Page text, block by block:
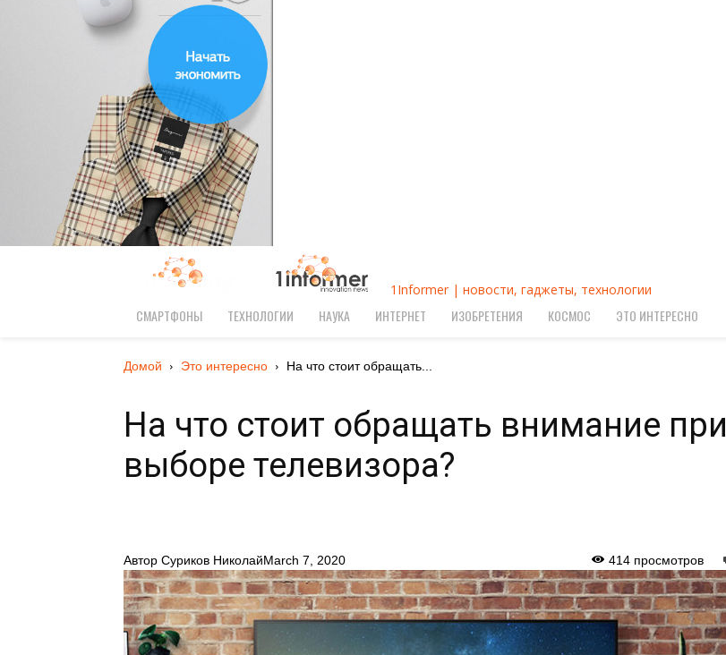
1Informer | новости, гаджеты, технологии
СМАРТФОНЫ ТЕХНОЛОГИИ НАУКА ИНТЕРНЕТ ИЗОБРЕТЕНИЯ КОСМОС ЭТО ИНТЕРЕСНО
Домой Это интересно На что стоит обращать...
На что стоит обращать внимание при
выборе телевизора?
Автор Суриков НиколайMarch 7, 2020 414 просмотров